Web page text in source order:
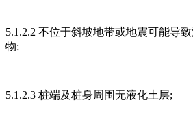
5.1.2.2 不位于斜坡地带或地震可能导
物;
5.1.2.3 桩端及桩身周围无液化土层;